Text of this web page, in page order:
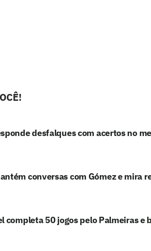
desfalques com acertos no
conversas com Gómez e mira
completa 50 jogos pelo Palmeiras e